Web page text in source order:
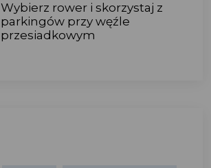
Wybierz rower i skorzystaj z
parkingów przy węźle
przesiadkowym